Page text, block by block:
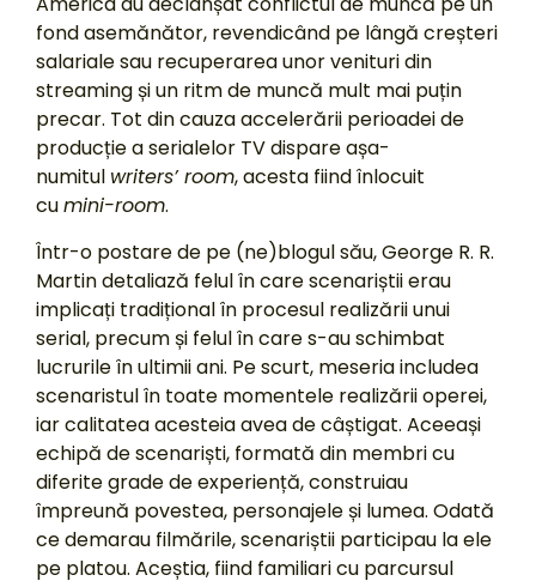
fond asemănător, revendicând pe lângă creșteri
salariale sau recuperarea unor venituri din
streaming și un ritm de muncă mult mai puțin
precar. Tot din cauza accelerării perioadei de
producție a serialelor TV dispare așa-
numitul writers’ room, acesta fiind înlocuit
cumini-room.
Într-o postare de pe (ne)blogul său, George R. R.
Martin detaliază felul în care scenariștii erau
implicați tradițional în procesul realizării unui
serial, precum și felul în care s-au schimbat
lucrurile în ultimii ani. Pe scurt, meseria includea
scenaristul în toate momentele realizării operei,
iar calitatea acesteia avea de câștigat. Aceeași
echipă de scenariști, formată din membri cu
diferite grade de experiență, construiau
împreună povestea, personajele și lumea. Odată
ce demarau filmările, scenariștii participau la ele
pe platou. Aceștia, fiind familiari cu parcursul